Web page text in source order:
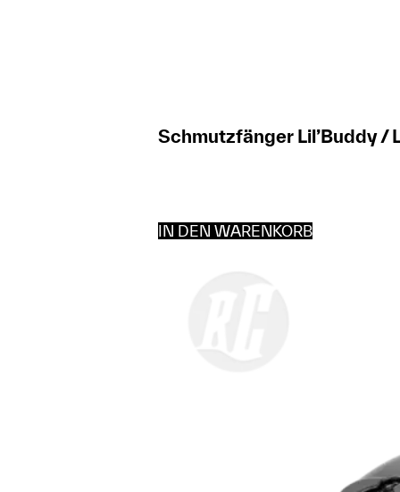
Schmutzfänger Lil’Buddy /
IN DEN WARENKORB